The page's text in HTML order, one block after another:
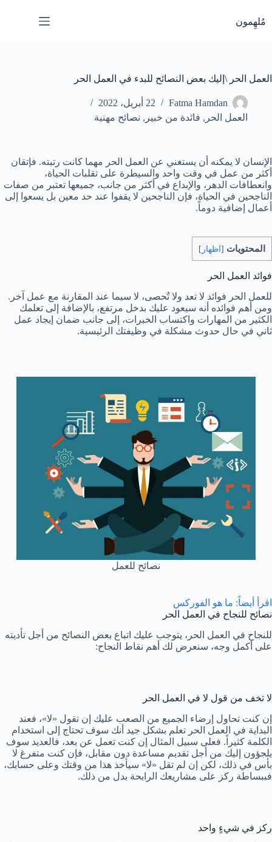
إلى
المحتوى
مُلهِمون
العمل الحر \إليك بعض النصائح للبدء في العمل الحر
Fatma Hamdan
22 أبريل، 2022
العمل الحر , فائدة من خبير , نصائح مهنية
الإنسان لا يمكنه أن يستغني عن العمل الحر مهما كانت رتبته. فإتقان
أكثر من عمل في وقت واحد والسيطرة على تقلبات الحياة،
وانعطافات الدهر، والإبداع في أكثر من جانب، جميعها تعتبر من صفات
الناجحين في الحياة، فإن الناجحين لا يقفوا عند حد معين بل يسعوا إلى
أعمال إضافية دوماً.
المحتويات [ اظهار ]
فوائد العمل الحر
للعمل الحر فوائد لا تعد ولا تُحصى، لا سيما عند المقارنة مع عمل آخر.
ومن أهم فوائده أنه سيعود عليك بدخل مرتفع، بالإضافة إلى تعلمك
الكثير من المهارات واكتساب الخبرات، إلى جانب ضمان إيجاد عمل
ثاني في حال حدوث مشكلة في وظيفتك الرئيسية.
نصائح للعمل
اقرأ أيضاً: ما هو الفوركس
نصائح للنجاح في العمل الحر
للنجاح في العمل الحر، يتوجب عليك اتباع بعض النصائح من أجل تأديته
على أكمل وجه، سنعرض لك أهم نقاط النجاح:
لا تخف من قول لا في العمل الحر
إن كنت تحاول إرضاء الجميع من الصعب عليك إن تقول «لا»، فعند
البداية في العمل الحر تعلم بشكل جيد أنك سوف تحتاج إلى استخدام
الكلمة كثيراً. فعلى سبيل المثال إن كنت تعمل عن بعد، فالعديد سوف
يلجؤون إليك من أجل تقديم مساعدة دون مقابل، فإن كنت متفرغ لا
بأس في ذلك، لكن إن لم تقل «لا» سيأخذ هذا من وقتك وعلى حسابك،
فببساطة ركز على مشاريعك الرابحة بدل من ذلك.
ركز في شيءٍ واحد